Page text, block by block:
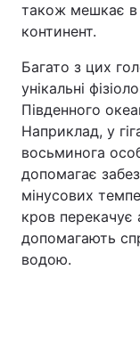
також мешкає
континент.
Багато з цих
унікальні
Південного
Наприклад, у
восьминога
допомагає
мінусових
кров перекачує
допомагають
водою.